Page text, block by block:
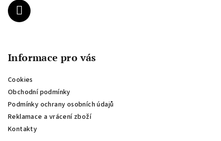
Informace pro vás
Cookies
Obchodní podmínky
Podmínky ochrany osobních údajů
Reklamace a vrácení zboží
Kontakty